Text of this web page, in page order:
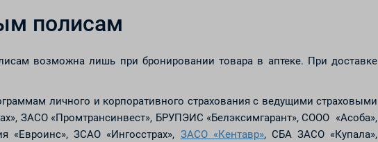
полисам
возможна лишь при бронировании товара в аптеке. При доставке
личного и корпоративного страхования с ведущими страховыми
ЗАСО «Промтрансинвест», БРУПЭИС «Белэксимгарант», СООО «Асоба»,
«Евроинс», ЗСАО «Ингосстрах», ЗАСО «Кентавр», СБА ЗАСО «Купала»,